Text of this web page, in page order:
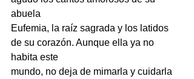
abuela
Eufemia, la raíz sagrada y los latidos
de su corazón. Aunque ella ya no
habita este
mundo, no deja de mimarla y cuidarla